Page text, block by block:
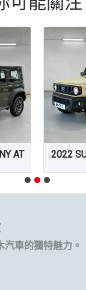
AT 2022
汽車的獨特魅力。